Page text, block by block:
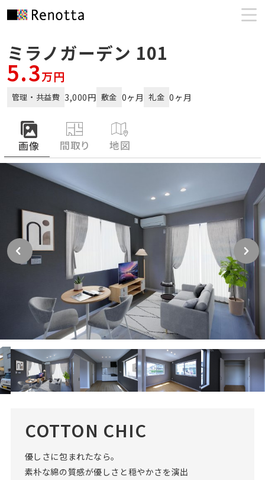
ミラノガーデン 101
5.3万円
管理・共益費 3,000円 敷金 0ヶ月 礼金 0ヶ月
画像 間取り 地図
COTTON CHIC
優しさに包まれたなら。
素朴な綿の質感が優しさと穏やかさを演出